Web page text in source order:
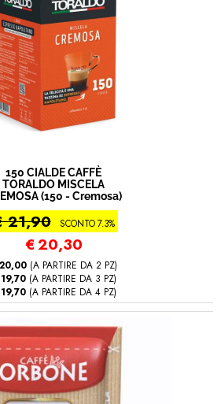
150 CIALDE CAFFÈ
TORALDO MISCELA
(150 - Cremosa)
21,90 SCONTO 7.3%
€20,30
(A PARTIRE DA 2 PZ)
(A PARTIRE DA 3 PZ)
(A PARTIRE DA 4 PZ)